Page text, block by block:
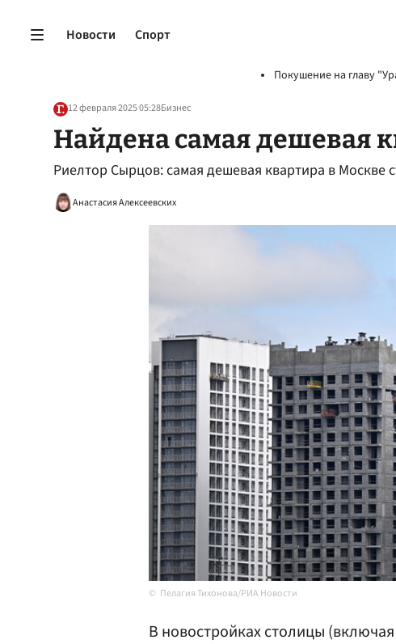
Новости Спорт
Покушение на главу
12 февраля 2025 05:28Бизнес
Найдена самая дешевая
Риелтор Сырцов: самая дешевая квартира в Москве
Анастасия Алексеевских
Пелагия Тихонова/РИА Новости
В новостройках столицы